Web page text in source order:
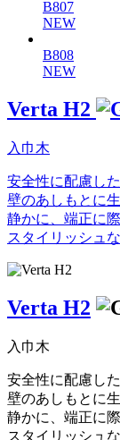
B807
NEW
B808
NEW
Verta H2
入巾木
安全性に配慮し
壁のあしもとに
静かに、端正に
スタイリッシュ
Verta H2
入巾木
安全性に配慮し
壁のあしもとに
静かに、端正に
スタイリッシュ